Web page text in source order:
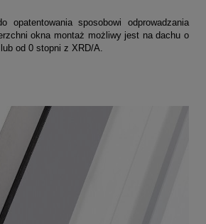
opatentowania sposobowi odprowadzania
okna montaż możliwy jest na dachu o
od 0 stopni z XRD/A.